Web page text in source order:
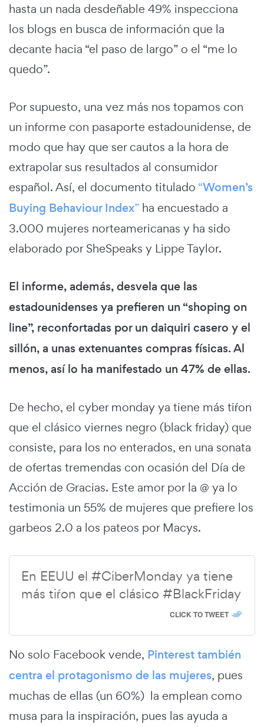
hasta un nada desdeñable 49% inspecciona
los blogs en busca de información que la
decante hacia “el paso de largo” o el “me lo
quedo”.
Por supuesto, una vez más nos topamos con
un informe con pasaporte estadounidense, de
modo que hay que ser cautos a la hora de
extrapolar sus resultados al consumidor
español. Así, el documento titulado “Women’s
Buying Behaviour Index” ha encuestado a
3.000 mujeres norteamericanas y ha sido
elaborado por SheSpeaks y Lippe Taylor.
El informe, además, desvela que las
estadounidenses ya prefieren un “shoping on
line”, reconfortadas por un daiquiri casero y el
sillón, a unas extenuantes compras físicas. Al
menos, así lo ha manifestado un 47% de ellas.
De hecho, el cyber monday ya tiene más tiŕon
que el clásico viernes negro (black friday) que
consiste, para los no enterados, en una sonata
de ofertas tremendas con ocasión del Día de
Acción de Gracias. Este amor por la @ ya lo
testimonia un 55% de mujeres que prefiere los
garbeos 2.0 a los pateos por Macys.
En EEUU el #CiberMonday ya tiene
más tiŕon que el clásico #BlackFriday
CLICK TO TWEET
No solo Facebook vende, Pinterest también
centra el protagonismo de las mujeres, pues
muchas de ellas (un 60%) la emplean como
musa para la inspiración, pues las ayuda a